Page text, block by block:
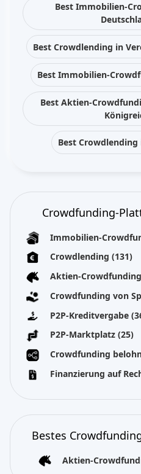
Best Immobilien-
Best Crowdlending in
Best Immobilien-
Best Aktien-
Best
Crowdfunding-
Immobilien-
Crowdlending (131)
Aktien-Crowdfunding
Crowdfunding von
P2P-Kreditvergabe
P2P-Marktplatz (25)
Crowdfunding
Finanzierung auf
Bestes
Aktien-